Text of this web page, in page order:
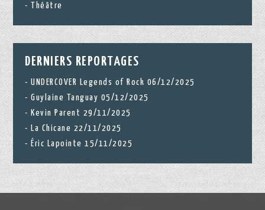
Théâtre
DERNIERS REPORTAGES
UNDERCOVER Legends of Rock 06/12/2025
Guylaine Tanguay 05/12/2025
Kevin Parent 29/11/2025
La Chicane 22/11/2025
Éric Lapointe 15/11/2025